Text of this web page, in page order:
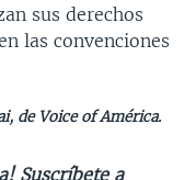
sus derechos
las convenciones
de Voice of América.
Suscríbete a